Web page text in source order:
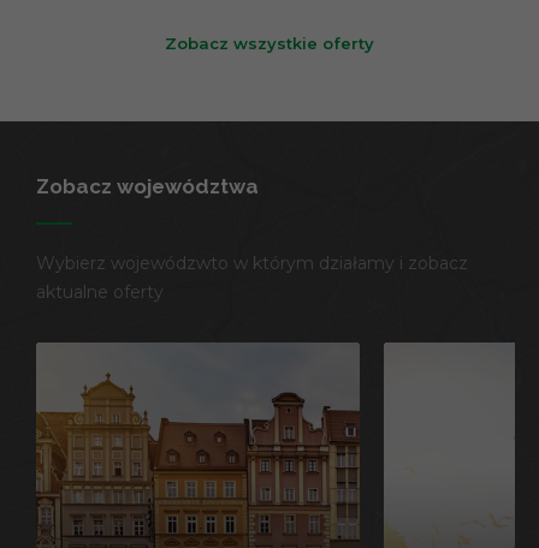
Zobacz wszystkie oferty
Zobacz województwa
Wybierz wojewódzwto w którym działamy i zobacz
aktualne oferty